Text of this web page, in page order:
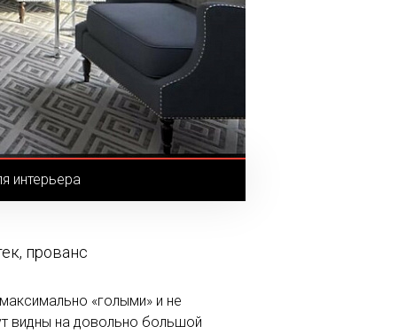
интерьера
прованс
«голыми» и не
видны на довольно большой